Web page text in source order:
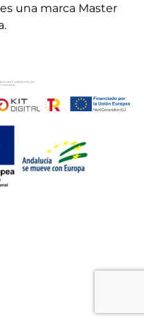
una marca Master